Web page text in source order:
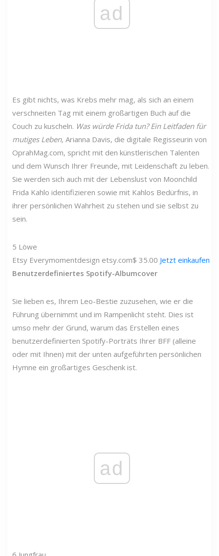
ad
Es gibt nichts, was Krebs mehr mag, als sich an einem
verschneiten Tag mit einem großartigen Buch auf die
Couch zu kuscheln. Was würde Frida tun? Ein Leitfaden für
mutiges Leben, Arianna Davis, die digitale Regisseurin von
OprahMag.com, spricht mit den künstlerischen Talenten
und dem Wunsch Ihrer Freunde, mit Leidenschaft zu leben.
Sie werden sich auch mit der Lebenslust von Moonchild
Frida Kahlo identifizieren sowie mit Kahlos Bedürfnis, in
ihrer persönlichen Wahrheit zu stehen und sie selbst zu
sein.
5 Löwe
Etsy Everymomentdesign etsy.com$ 35.00 Jetzt einkaufen
Benutzerdefiniertes Spotify-Albumcover
Sie lieben es, Ihrem Leo-Bestie zuzusehen, wie er die
Führung übernimmt und im Rampenlicht steht. Dies ist
umso mehr der Grund, warum das Erstellen eines
benutzerdefinierten Spotify-Porträts Ihrer BFF (alleine
oder mit Ihnen) mit der unten aufgeführten persönlichen
Hymne ein großartiges Geschenk ist.
ad